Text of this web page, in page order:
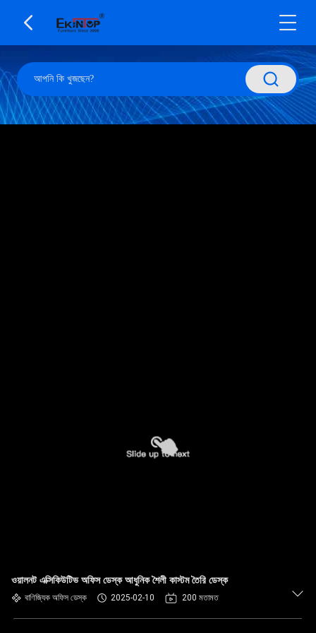
ওয়ালনট এক্সিকিউটিভ অফিস ডেস্ক আধুনিক শৈলী কাস্টম তৈরি ডেস্ক
বাণিজ্যিক অফিস ডেস্ক 2025-02-10 200 মতামত